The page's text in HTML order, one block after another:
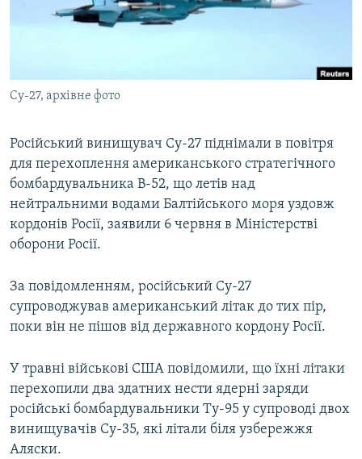
ВІДЕОУРОКИ «ELIFBE»
ІНФОГРАФІКА
ДОЛУЧАЙСЯ!
Усі сайти RFE/RL
Су-27, архівне фото
Російський винищувач Су-27 піднімали в повітря
для перехоплення американського стратегічного
бомбардувальника B-52, що летів над
нейтральними водами Балтійського моря уздовж
кордонів Росії, заявили 6 червня в Міністерстві
оборони Росії.
За повідомленням, російський Су-27
супроводжував американський літак до тих пір,
поки він не пішов від державного кордону Росії.
У травні військові США повідомили, що їхні літаки
перехопили два здатних нести ядерні заряди
російські бомбардувальники Ту-95 у супроводі двох
винищувачів Су-35, які літали біля узбережжя
Аляски.